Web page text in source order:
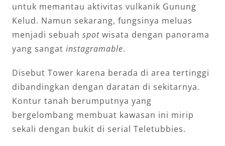
untuk memantau aktivitas vulkanik Gunung
Kelud. Namun sekarang, fungsinya meluas
menjadi sebuah spotwisata dengan panorama
yang sangat instagramable.
Disebut Tower karena berada di area tertinggi
dibandingkan dengan daratan di sekitarnya.
Kontur tanah berumputnya yang
bergelombang membuat kawasan ini mirip
sekali dengan bukit di serial Teletubbies.